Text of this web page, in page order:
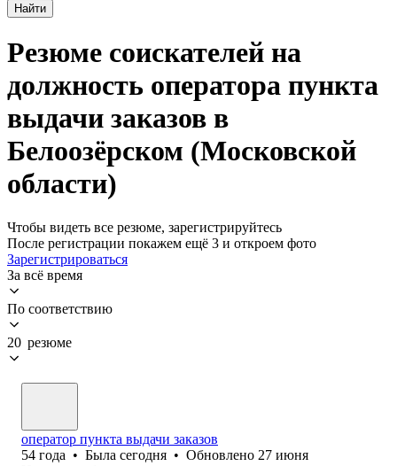
Найти
Резюме соискателей на
должность оператора пункта
выдачи заказов в
Белоозёрском (Московской
области)
Чтобы видеть все резюме, зарегистрируйтесь
После регистрации покажем ещё 3 и откроем фото
Зарегистрироваться
За всё время
По соответствию
20 резюме
оператор пункта выдачи заказов
54 года • Была сегодня • Обновлено 27 июня